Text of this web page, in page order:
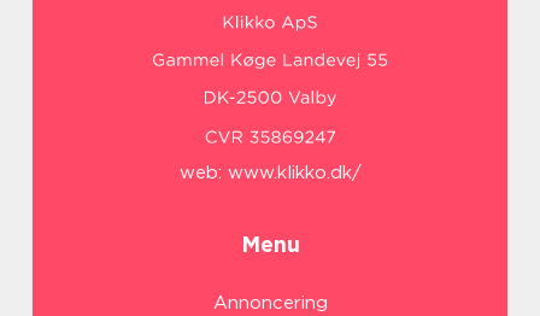
web: www.klikko.dk/
Menu
Annoncering